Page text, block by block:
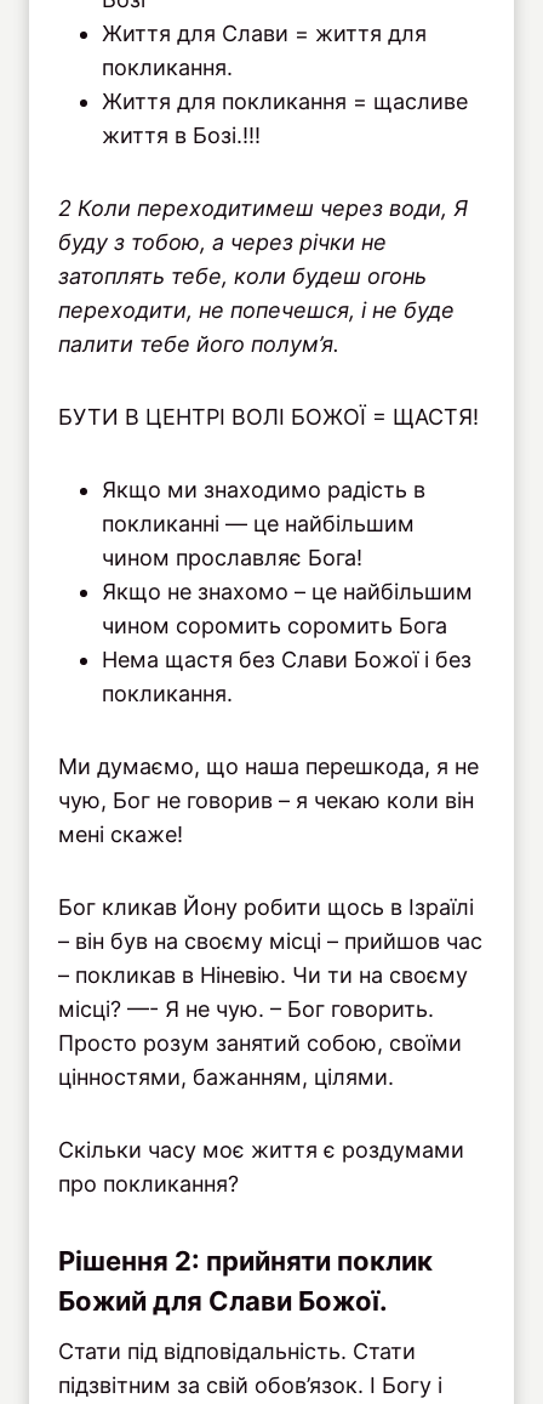
Життя для Слави = життя для
покликання.
Життя для покликання = щасливе
життя в Бозі.!!!
2 Коли переходитимеш через води, Я
буду з тобою, а через річки не
затоплять тебе, коли будеш огонь
переходити, не попечешся, і не буде
палити тебе його полум’я.
БУТИ В ЦЕНТРІ ВОЛІ БОЖОЇ = ЩАСТЯ!
Якщо ми знаходимо радість в
покликанні — це найбільшим
чином прославляє Бога!
Якщо не знахомо – це найбільшим
чином соромить соромить Бога
Нема щастя без Слави Божої і без
покликання.
Ми думаємо, що наша перешкода, я не
чую, Бог не говорив – я чекаю коли він
мені скаже!
Бог кликав Йону робити щось в Ізраїлі
– він був на своєму місці – прийшов час
– покликав в Ніневію. Чи ти на своєму
місці? —- Я не чую. – Бог говорить.
Просто розум занятий собою, своїми
цінностями, бажанням, цілями.
Скільки часу моє життя є роздумами
про покликання?
Рішення 2: прийняти поклик
Божий для Слави Божої.
Стати під відповідальність. Стати
підзвітним за свій обов’язок. І Богу і